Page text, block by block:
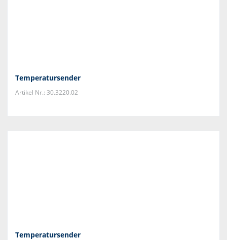
Temperatursender
Artikel Nr.: 30.3220.02
Temperatursender